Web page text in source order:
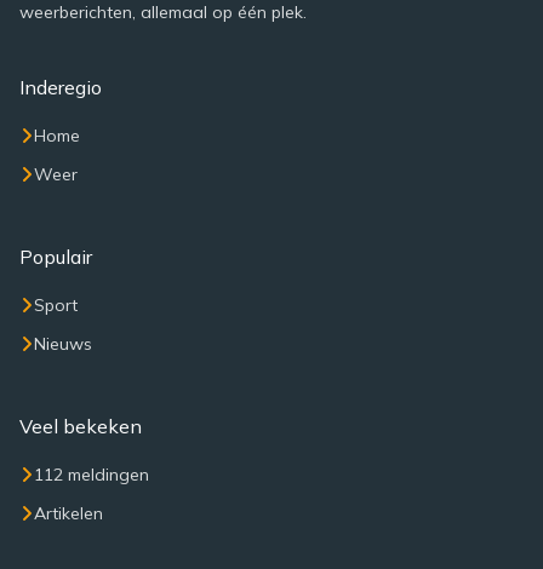
weerberichten, allemaal op één plek.
Inderegio
Home
Weer
Populair
Sport
Nieuws
Veel bekeken
112 meldingen
Artikelen